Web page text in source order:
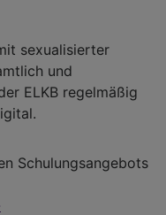
sexualisierter
und
ELKB regelmäßig
Schulungsangebots